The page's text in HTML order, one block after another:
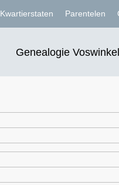
Genealogie
Kwartierstaten Parentelen